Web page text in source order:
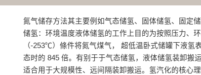
氮气储存方法其主要例如气态储氢、固体储氢、固定
储氢：环境温度液体储氢的工作上目的为按照压力、
（-253℃）條件将氮气煤气， 超低温卧式储罐下液氢
态时的 845 倍。有别于于气态储氢，液体储氢装卸搬
适合用于大规模性、远间隔装卸搬运。氢汽化的核心